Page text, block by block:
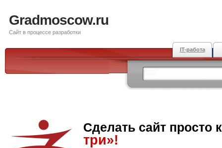
Gradmoscow.ru
Сайт в процессе разработки
IT-работа
Сделать сайт просто
три»!